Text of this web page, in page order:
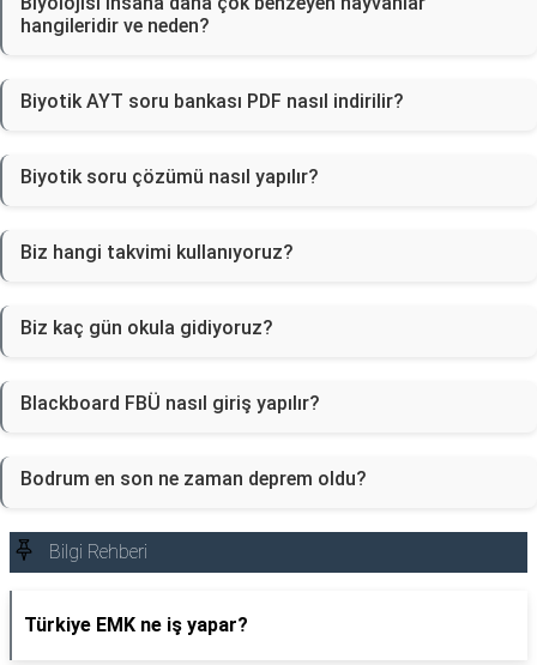
hangileridir ve neden?
Biyotik AYT soru bankası PDF nasıl indirilir?
Biyotik soru çözümü nasıl yapılır?
Biz hangi takvimi kullanıyoruz?
Biz kaç gün okula gidiyoruz?
Blackboard FBÜ nasıl giriş yapılır?
Bodrum en son ne zaman deprem oldu?
Bilgi Rehberi
Türkiye EMK ne iş yapar?